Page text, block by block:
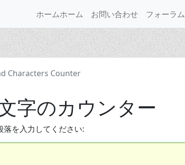
ホームホーム お問い合わせ フォーラム
Characters Counter
字のカウンター
落を入力してください: